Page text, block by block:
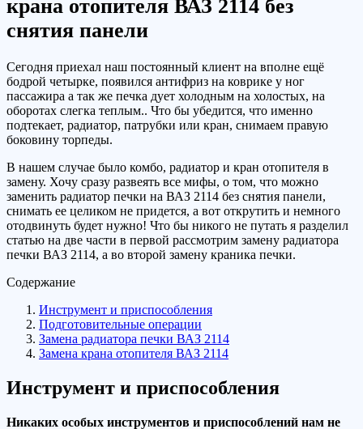
крана отопителя ВАЗ 2114 без
снятия панели
Сегодня приехал наш постоянный клиент на вполне ещё
бодрой четырке, появился антифриз на коврике у ног
пассажира а так же печка дует холодным на холостых, на
оборотах слегка теплым.. Что бы убедится, что именно
подтекает, радиатор, патрубки или кран, снимаем правую
боковину торпеды.
В нашем случае было комбо, радиатор и кран отопителя в
замену. Хочу сразу развеять все мифы, о том, что можно
заменить радиатор печки на ВАЗ 2114 без снятия панели,
снимать ее целиком не придется, а вот открутить и немного
отодвинуть будет нужно! Что бы никого не путать я разделил
статью на две части в первой рассмотрим замену радиатора
печки ВАЗ 2114, а во второй замену краника печки.
Содержание
Инструмент и приспособления
Подготовительные операции
Замена радиатора печки ВАЗ 2114
Замена крана отопителя ВАЗ 2114
Инструмент и приспособления
Никаких особых инструментов и приспособлений нам не